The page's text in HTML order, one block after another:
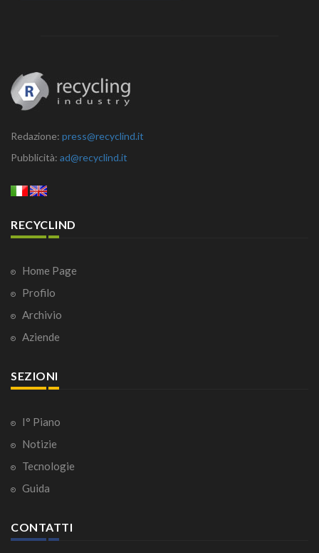
Redazione: press@recyclind.it
Pubblicità: ad@recyclind.it
RECYCLIND
Home Page
Profilo
Archivio
Aziende
SEZIONI
I° Piano
Notizie
Tecnologie
Guida
CONTATTI